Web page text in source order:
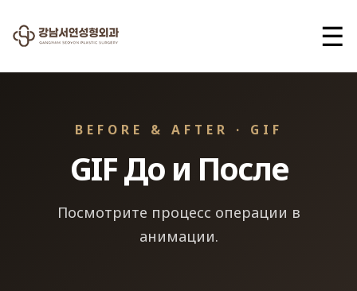
☰
BEFORE & AFTER · GIF
GIF До и После
Посмотрите процесс операции в
анимации.